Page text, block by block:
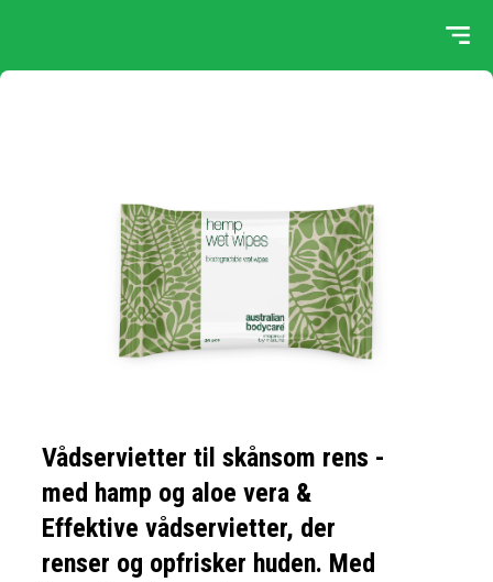
Vådservietter til skånsom rens -
med hamp og aloe vera &
Effektive vådservietter, der
renser og opfrisker huden. Med